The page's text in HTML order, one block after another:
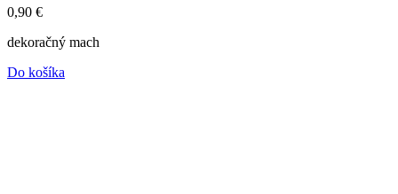
0,90 €
dekoračný mach
Do košíka